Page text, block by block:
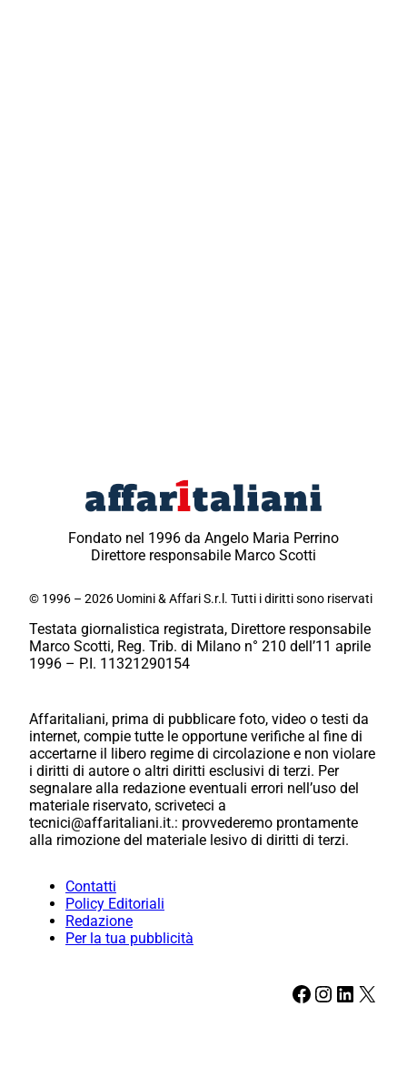
Fondato nel 1996 da Angelo Maria Perrino
Direttore responsabile Marco Scotti
© 1996 – 2026 Uomini & Affari S.r.l. Tutti i diritti sono riservati
Testata giornalistica registrata, Direttore responsabile
Marco Scotti, Reg. Trib. di Milano n° 210 dell’11 aprile
1996 – P.I. 11321290154
Affaritaliani, prima di pubblicare foto, video o testi da
internet, compie tutte le opportune verifiche al fine di
accertarne il libero regime di circolazione e non violare
i diritti di autore o altri diritti esclusivi di terzi. Per
segnalare alla redazione eventuali errori nell’uso del
materiale riservato, scriveteci a
tecnici@affaritaliani.it.: provvederemo prontamente
alla rimozione del materiale lesivo di diritti di terzi.
Contatti
Policy Editoriali
Redazione
Per la tua pubblicità
Facebook Instagram LinkedIn X